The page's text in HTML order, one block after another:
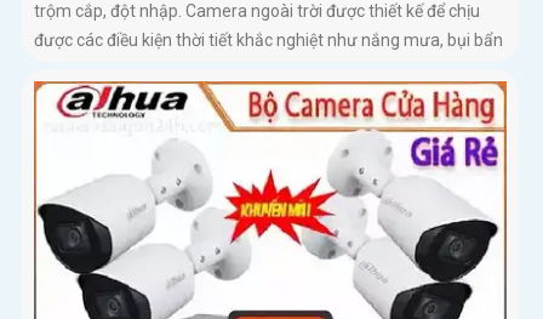
trộm cắp, đột nhập. Camera ngoài trời được thiết kế để chịu
được các điều kiện thời tiết khắc nghiệt như nắng mưa, bụi bẩn